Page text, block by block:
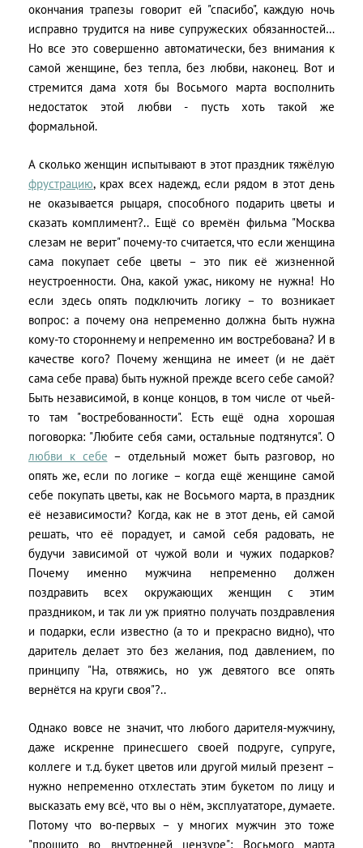
окончания трапезы говорит ей "спасибо", каждую ночь
исправно трудится на ниве супружеских обязанностей…
Но все это совершенно автоматически, без внимания к
самой женщине, без тепла, без любви, наконец. Вот и
стремится дама хотя бы Восьмого марта восполнить
недостаток этой любви - пусть хоть такой же
формальной.
А сколько женщин испытывают в этот праздник тяжёлую
фрустрацию, крах всех надежд, если рядом в этот день
не оказывается рыцаря, способного подарить цветы и
сказать комплимент?.. Ещё со времён фильма "Москва
слезам не верит" почему-то считается, что если женщина
сама покупает себе цветы – это пик её жизненной
неустроенности. Она, какой ужас, никому не нужна! Но
если здесь опять подключить логику – то возникает
вопрос: а почему она непременно должна быть нужна
кому-то стороннему и непременно им востребована? И в
качестве кого? Почему женщина не имеет (и не даёт
сама себе права) быть нужной прежде всего себе самой?
Быть независимой, в конце концов, в том числе от чьей-
то там "востребованности". Есть ещё одна хорошая
поговорка: "Любите себя сами, остальные подтянутся". О
любви к себе – отдельный может быть разговор, но
опять же, если по логике – когда ещё женщине самой
себе покупать цветы, как не Восьмого марта, в праздник
её независимости? Когда, как не в этот день, ей самой
решать, что её порадует, и самой себя радовать, не
будучи зависимой от чужой воли и чужих подарков?
Почему именно мужчина непременно должен
поздравить всех окружающих женщин с этим
праздником, и так ли уж приятно получать поздравления
и подарки, если известно (а то и прекрасно видно), что
даритель делает это без желания, под давлением, по
принципу "На, отвяжись, но уж девятого все опять
вернётся на круги своя"?..
Однако вовсе не значит, что любого дарителя-мужчину,
даже искренне принесшего своей подруге, супруге,
коллеге и т.д. букет цветов или другой милый презент –
нужно непременно отхлестать этим букетом по лицу и
высказать ему всё, что вы о нём, эксплуататоре, думаете.
Потому что во-первых – у многих мужчин это тоже
"прошито во внутренней цензуре": Восьмого марта